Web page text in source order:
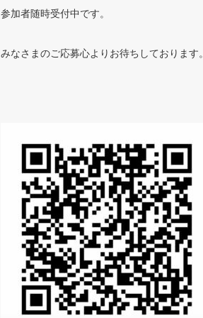
参加者随時受付中です。
みなさまのご応募心よりお待ちしております